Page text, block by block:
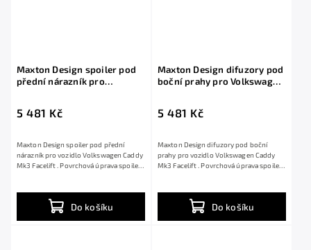
Maxton Design spoiler pod
přední nárazník pro
ABS
5 481 Kč
Do košíku
Maxton Design spoiler pod přední
nárazník pro vozidlo Volkswagen Caddy
Mk3 Facelift . Povrchová úprava spoileru
Maxton Design difuzory pod
boční prahy pro Volkswagen
Long
5 481 Kč
Do košíku
Maxton Design difuzory pod boční
prahy pro vozidlo Volkswagen Caddy
Mk3 Facelift . Povrchová úprava spoileru